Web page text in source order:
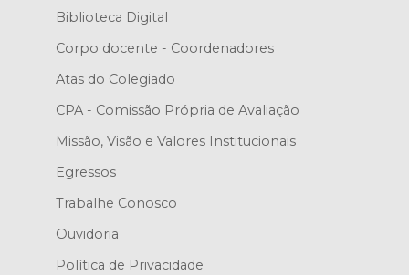
Biblioteca Digital
Corpo docente - Coordenadores
Atas do Colegiado
CPA - Comissão Própria de Avaliação
Missão, Visão e Valores Institucionais
Egressos
Trabalhe Conosco
Ouvidoria
Política de Privacidade